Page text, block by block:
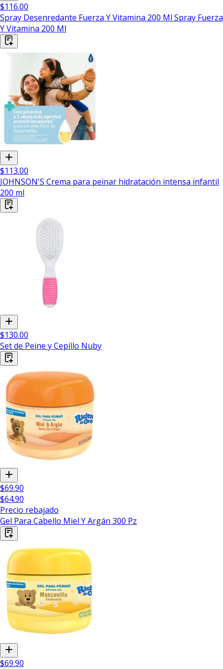
$116.00
Spray Desenredante Fuerza Y Vitamina 200 Ml Spray Fuerza
Y Vitamina 200 Ml
$113.00
JOHNSON'S Crema para peinar hidratación intensa infantil
200 ml
$130.00
Set de Peine y Cepillo Nuby
$69.90
$64.90
Precio rebajado
Gel Para Cabello Miel Y Argán 300 Pz
$69.90